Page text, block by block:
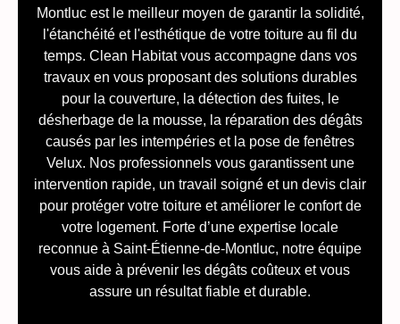
Montluc est le meilleur moyen de garantir la solidité,
l'étanchéité et l'esthétique de votre toiture au fil du
temps. Clean Habitat vous accompagne dans vos
travaux en vous proposant des solutions durables
pour la couverture, la détection des fuites, le
désherbage de la mousse, la réparation des dégâts
causés par les intempéries et la pose de fenêtres
Velux. Nos professionnels vous garantissent une
intervention rapide, un travail soigné et un devis clair
pour protéger votre toiture et améliorer le confort de
votre logement. Forte d’une expertise locale
reconnue à Saint-Étienne-de-Montluc, notre équipe
vous aide à prévenir les dégâts coûteux et vous
assure un résultat fiable et durable.